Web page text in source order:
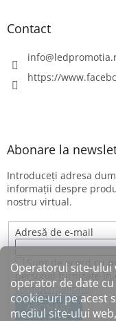
Operatorul site-ului
operator de date
cookie-uri pe acest
mediul site-ului
Contact
info@
https://
Abonare la
Introduceţi adresa
informaţii despre
nostru virtual.
Adresă de e-mail
Sunt de acord cu
personal furnizate în
confidențialitate.
ABONARE